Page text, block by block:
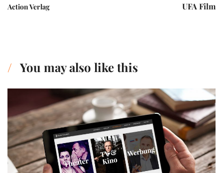
Action Verlag UFA Film
You may also like this